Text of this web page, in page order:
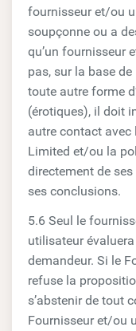
fournisseur et/ou
soupçonne ou a
qu’un fournisseur
pas, sur la base
toute autre forme
(érotiques), il doit
autre contact avec
Limited et/ou la
directement de
ses conclusions.
5.6 Seul le
utilisateur
demandeur. Si le
refuse la
s’abstenir de tout
Fournisseur et/ou